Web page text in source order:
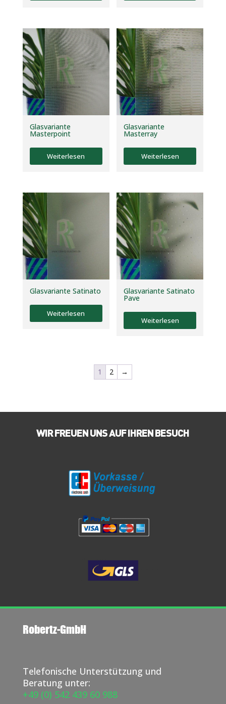
Glasvariante
Masterpoint
Weiterlesen
Glasvariante
Masterray
Weiterlesen
Glasvariante Satinato
Weiterlesen
Glasvariante Satinato
Pave
Weiterlesen
1 2 →
WIR FREUEN UNS AUF IHREN BESUCH
Robertz-GmbH
Telefonische Unterstützung und
Beratung unter:
+49 (0) 542 439 60 988